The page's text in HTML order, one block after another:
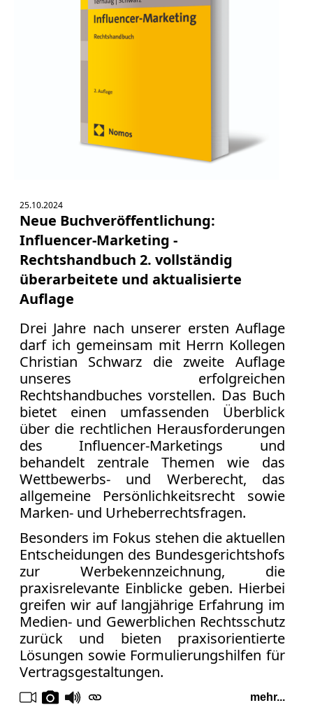
25.10.2024
Neue Buchveröffentlichung:
Influencer-Marketing -
Rechtshandbuch 2. vollständig
überarbeitete und aktualisierte
Auflage
Drei Jahre nach unserer ersten Auflage
darf ich gemeinsam mit Herrn Kollegen
Christian Schwarz die zweite Auflage
unseres erfolgreichen
Rechtshandbuches vorstellen. Das Buch
bietet einen umfassenden Überblick
über die rechtlichen Herausforderungen
des Influencer-Marketings und
behandelt zentrale Themen wie das
Wettbewerbs- und Werberecht, das
allgemeine Persönlichkeitsrecht sowie
Marken- und Urheberrechtsfragen.
Besonders im Fokus stehen die aktuellen
Entscheidungen des Bundesgerichtshofs
zur Werbekennzeichnung, die
praxisrelevante Einblicke geben. Hierbei
greifen wir auf langjährige Erfahrung im
Medien- und Gewerblichen Rechtsschutz
zurück und bieten praxisorientierte
Lösungen sowie Formulierungshilfen für
Vertragsgestaltungen.
mehr...
Aktuelle
Stunde
BGH
Beleidigung
Datenschutz
Ebay
Fotorecht
Google
Influencer
Instagram
Internetrecht
Markenrecht
Meinungsfreiheit
Persönlichkeitsrecht
Print
Sportwetten
TV
Tagesspiegel
Urheberrecht
Verbraucherrecht
Volle
Kanne
WDR